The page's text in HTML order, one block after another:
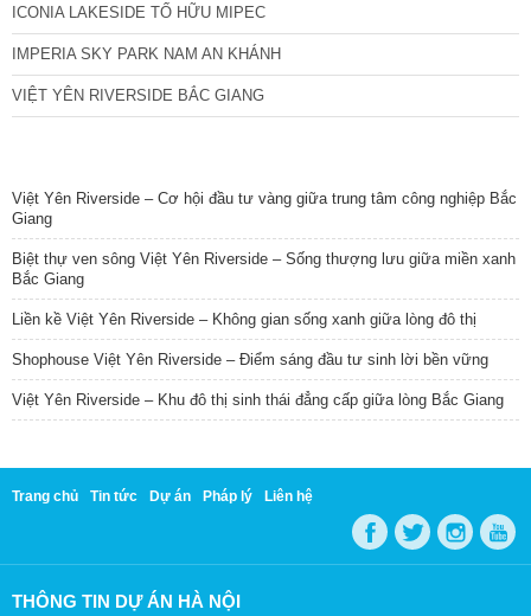
ICONIA LAKESIDE TỐ HỮU MIPEC
IMPERIA SKY PARK NAM AN KHÁNH
VIỆT YÊN RIVERSIDE BẮC GIANG
Việt Yên Riverside – Cơ hội đầu tư vàng giữa trung tâm công nghiệp Bắc
Giang
Biệt thự ven sông Việt Yên Riverside – Sống thượng lưu giữa miền xanh
Bắc Giang
Liền kề Việt Yên Riverside – Không gian sống xanh giữa lòng đô thị
Shophouse Việt Yên Riverside – Điểm sáng đầu tư sinh lời bền vững
Việt Yên Riverside – Khu đô thị sinh thái đẳng cấp giữa lòng Bắc Giang
Trang chủ Tin tức Dự án Pháp lý Liên hệ
THÔNG TIN DỰ ÁN HÀ NỘI